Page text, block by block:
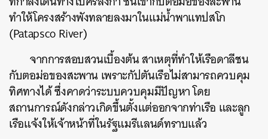
ทำให้โครงสร้างพังทลายลงมาในแม่น้ำพาแทปสโก
(Patapsco River)
จากการสอบสวนเบื้องต้น สาเหตุที่ทำให้เรือดาลีชน
กับตอม่อของสะพาน เพราะกัปตันเรือไม่สามารถควบคุม
ทิศทางได้ ซึ่งคาดว่าระบบควบคุมมีปัญหา โดย
สถานการณ์ดังกล่าวเกิดขึ้นตั้งแต่ออกจากท่าเรือ และลูก
เรือแจ้งให้เจ้าหน้าที่ในรัฐแมรีแลนด์ทราบแล้ว